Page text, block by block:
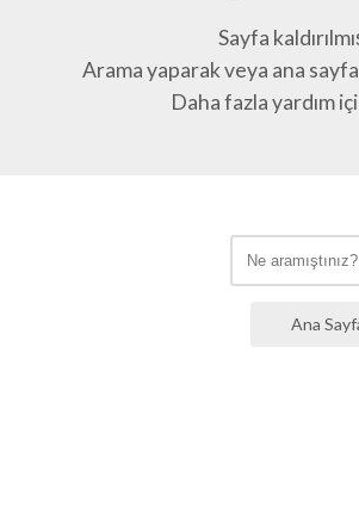
Sayfa
Arama yaparak veya ana
Daha fazla yardım
Ana